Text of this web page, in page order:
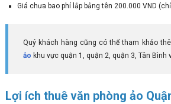
Giá chưa bao phí lắp bảng tên 200.000 VND
Quý khách hàng cũng có thể tham khảo
ảo khu vực quận 1, quận 2, quận 3, Tân Bình
Lợi ích thuê văn phòng ảo